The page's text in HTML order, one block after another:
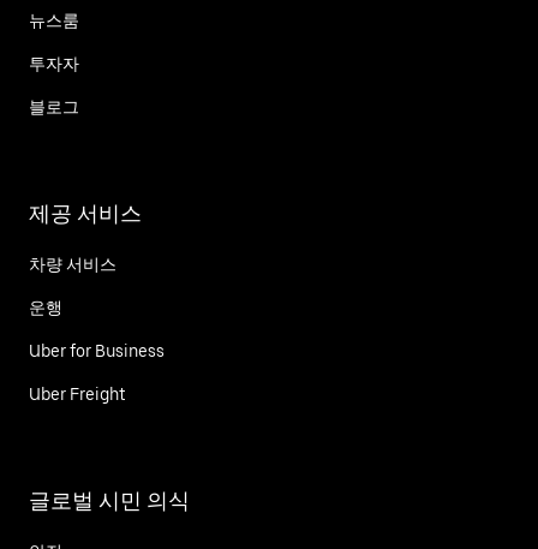
뉴스룸
투자자
블로그
제공 서비스
차량 서비스
운행
Uber for Business
Uber Freight
글로벌 시민 의식